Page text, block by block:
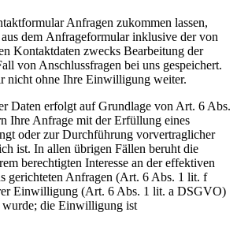
Anfragen zukommen lassen,
dem Anfrageformular inklusive der von
Kontaktdaten zwecks Bearbeitung der
von Anschlussfragen bei uns gespeichert.
nicht ohne Ihre Einwilligung weiter.
Daten erfolgt auf Grundlage von Art. 6 Abs.
Ihre Anfrage mit der Erfüllung eines
oder zur Durchführung vorvertraglicher
ist. In allen übrigen Fällen beruht die
berechtigten Interesse an dereffektiven
gerichteten Anfragen (Art. 6 Abs. 1 lit. f
Einwilligung (Art. 6 Abs. 1 lit. a DSGVO)
wurde; die Einwilligung ist